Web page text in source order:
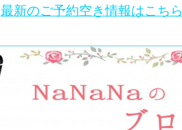
最新のご予約空き情報はこちら